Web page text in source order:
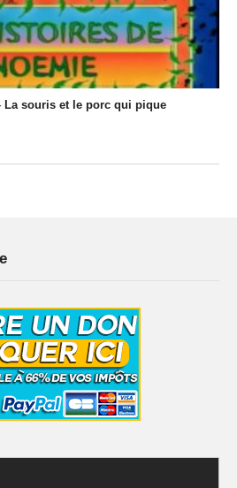
La souris et le porc qui pique